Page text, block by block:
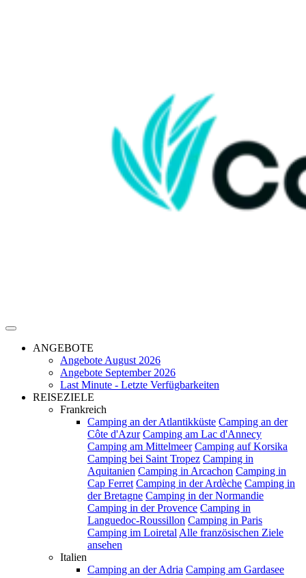
ANGEBOTE
Angebote August 2026
Angebote September 2026
Last Minute - Letzte Verfügbarkeiten
REISEZIELE
Frankreich
Camping an der Atlantikküste Camping an der
Côte d'Azur Camping am Lac d'Annecy
Camping am Mittelmeer Camping auf Korsika
Camping bei Saint Tropez Camping in
Aquitanien Camping in Arcachon Camping in
Cap Ferret Camping in der Ardèche Camping in
der Bretagne Camping in der Normandie
Camping in der Provence Camping in
Languedoc-Roussillon Camping in Paris
Camping im Loiretal Alle französischen Ziele
ansehen
Italien
Camping an der Adria Camping am Gardasee